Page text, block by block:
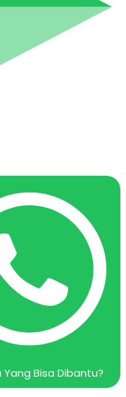
Yang Bisa Dibantu?